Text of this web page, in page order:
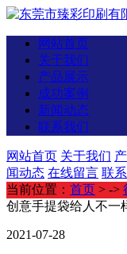
网站首页
关于我们
产品展示
成功案例
新闻动态
联系我们
网站首页 关于我们
闻动态 在线留言 联
当前位置： 首页 > ->
创意手提袋给人不一
2021-07-28